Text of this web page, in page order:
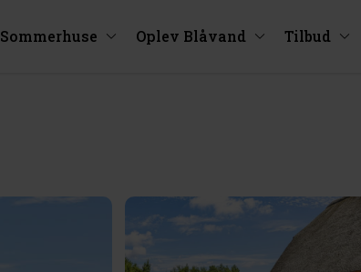
Sommerhuse Oplev Blåvand Tilbud